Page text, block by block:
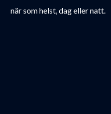
när som helst, dag eller natt.